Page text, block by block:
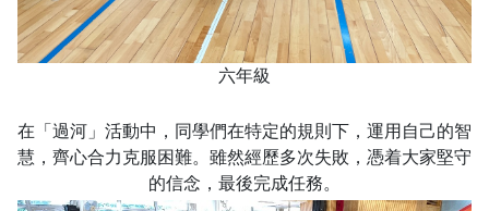
六年級
在「過河」活動中，同學們在特定的規則下，運用自己的智
慧，齊心合力克服困難。雖然經歷多次失敗，憑着大家堅守
的信念，最後完成任務。